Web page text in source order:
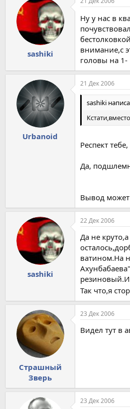
sashiki
Ну у нас в
внимание,с
головы на 1-
Urbanoid
21 Дек 2006
sashiki
Респект
Да,
Вывод может
sashiki
22 Дек 2006
Да не
ватином.На
резиновый.И
Так что,я
Страшный
Зверь
23 Дек 2006
Видел тут в
23 Дек 2006